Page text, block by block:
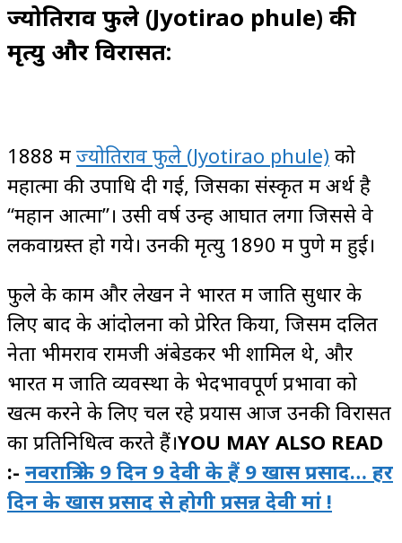
ज्योतिराव फुले (Jyotirao phule) की
मृत्यु और विरासत:
1888 में ज्योतिराव फुले (Jyotirao phule) को
महात्मा की उपाधि दी गई, जिसका संस्कृत में अर्थ है
“महान आत्मा”। उसी वर्ष उन्हें आघात लगा जिससे वे
लकवाग्रस्त हो गये। उनकी मृत्यु 1890 में पुणे में हुई।
फुले के काम और लेखन ने भारत में जाति सुधार के
लिए बाद के आंदोलनों को प्रेरित किया, जिसमें दलित
नेता भीमराव रामजी अंबेडकर भी शामिल थे, और
भारत में जाति व्यवस्था के भेदभावपूर्ण प्रभावों को
खत्म करने के लिए चल रहे प्रयास आज उनकी विरासत
का प्रतिनिधित्व करते हैं।YOU MAY ALSO READ
:- नवरात्रि के 9 दिन 9 देवी के हैं 9 खास प्रसाद… हर
दिन के खास प्रसाद से होगी प्रसन्न देवी मां !